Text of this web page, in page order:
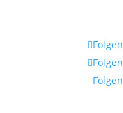
Folgen
Folgen
Folgen